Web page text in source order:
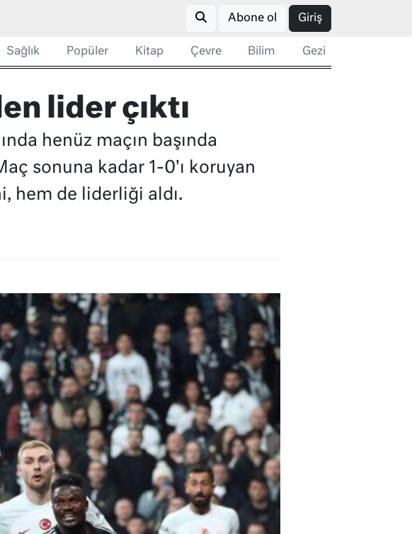
Abone ol Giriş
Sağlık Popüler Kitap Çevre Bilim Gezi
lider çıktı
henüz maçın başında
sonuna kadar 1-0'ı koruyan
hem de liderliği aldı.